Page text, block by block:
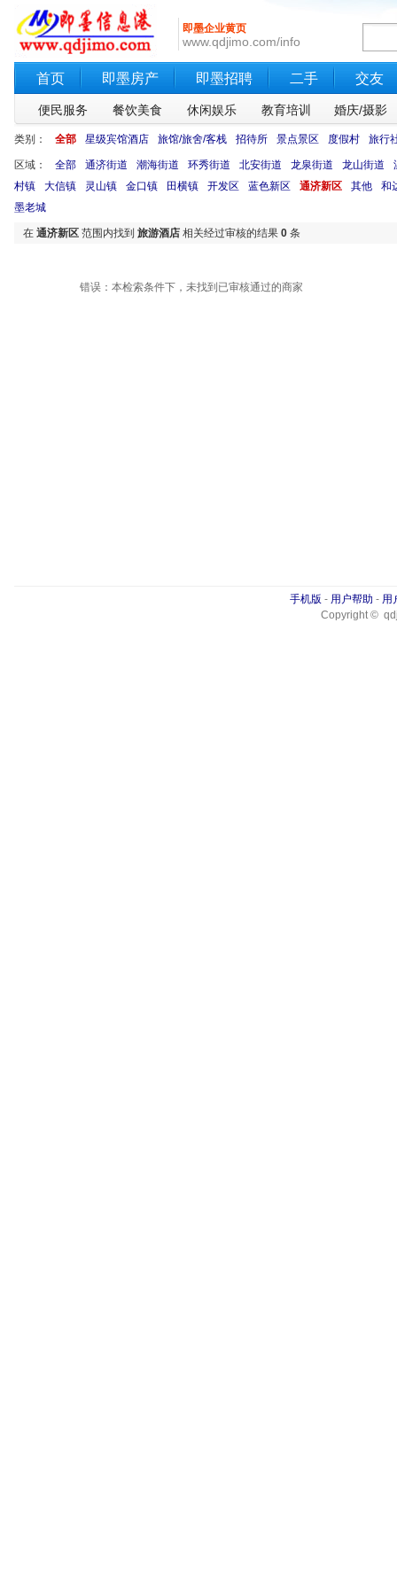
即墨企业黄页
www.qdjimo.com/info
首页 即墨房产 即墨招聘 二手 交友
便民服务 餐饮美食 休闲娱乐 教育培训 婚庆/摄影
类别： 全部 星级宾馆酒店 旅馆/旅舍/客栈 招待所 景点景区 度假村 旅行
区域： 全部 通济街道 潮海街道 环秀街道 北安街道 龙泉街道 龙山街道
村镇
大信镇 灵山镇 金口镇 田横镇 开发区 蓝色新区 通济新区 其他
和
墨老城
在 通济新区 范围内找到 旅游酒店 相关经过审核的结果 0 条
错误：本检索条件下，未找到已审核通过的商家
手机版 - 用户帮助 - 用
Copyright ©